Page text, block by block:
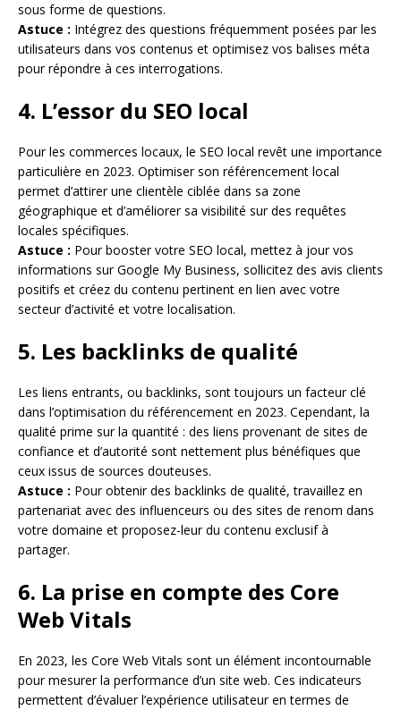
sous forme de questions.
Astuce : Intégrez des questions fréquemment posées par les
utilisateurs dans vos contenus et optimisez vos balises méta
pour répondre à ces interrogations.
4. L’essor du SEO local
Pour les commerces locaux, le SEO local revêt une importance
particulière en 2023. Optimiser son référencement local
permet d’attirer une clientèle ciblée dans sa zone
géographique et d’améliorer sa visibilité sur des requêtes
locales spécifiques.
Astuce : Pour booster votre SEO local, mettez à jour vos
informations sur Google My Business, sollicitez des avis clients
positifs et créez du contenu pertinent en lien avec votre
secteur d’activité et votre localisation.
5. Les backlinks de qualité
Les liens entrants, ou backlinks, sont toujours un facteur clé
dans l’optimisation du référencement en 2023. Cependant, la
qualité prime sur la quantité : des liens provenant de sites de
confiance et d’autorité sont nettement plus bénéfiques que
ceux issus de sources douteuses.
Astuce : Pour obtenir des backlinks de qualité, travaillez en
partenariat avec des influenceurs ou des sites de renom dans
votre domaine et proposez-leur du contenu exclusif à
partager.
6. La prise en compte des Core
Web Vitals
En 2023, les Core Web Vitals sont un élément incontournable
pour mesurer la performance d’un site web. Ces indicateurs
permettent d’évaluer l’expérience utilisateur en termes de